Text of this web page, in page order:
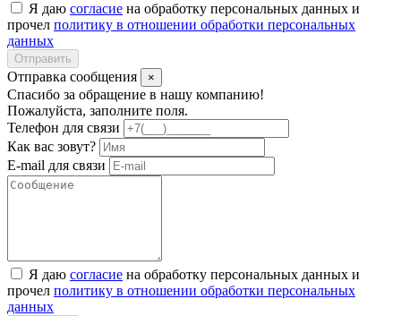
Я даю согласие на обработку персональных данных и
прочел политику в отношении обработки персональных
данных
Отправить
Отправка сообщения ×
Спасибо за обращение в нашу компанию!
Пожалуйста, заполните поля.
Телефон для связи
Как вас зовут?
E-mail для связи
Я даю согласие на обработку персональных данных и
прочел политику в отношении обработки персональных
данных